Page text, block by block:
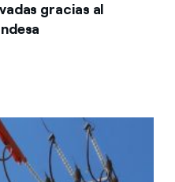
gracias al